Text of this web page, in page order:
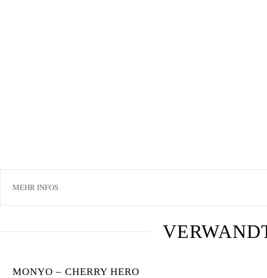
MEHR INFOS
MONYO – CHERRY HERO